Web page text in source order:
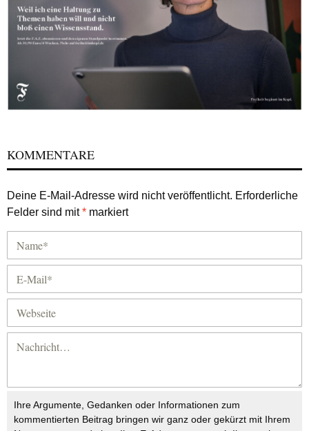
KOMMENTARE
Deine E-Mail-Adresse wird nicht veröffentlicht. Erforderliche
Felder sind mit* markiert
Ihre Argumente, Gedanken oder Informationen zum
kommentierten Beitrag bringen wir ganz oder gekürzt mit Ihrem